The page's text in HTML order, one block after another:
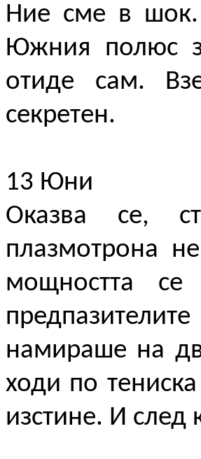
Ние сме в
Южния полюс
отиде сам.
секретен.
13 Юни
Оказва се,
плазмотрона
мощността се
намираше на
ходи по
изстине. И след